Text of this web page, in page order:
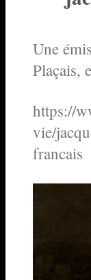
Une
Plaçais,
https://
vie/
francais